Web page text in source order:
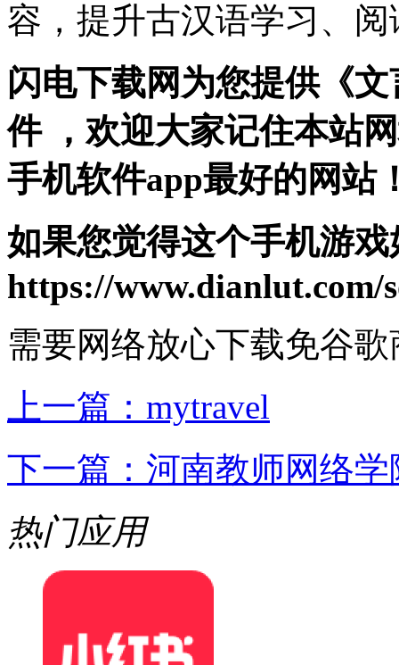
容，提升古汉语学习、
闪电下载网为您提供《
件 ，欢迎大家记住本站
手机软件app最好的网站
如果您觉得这个手机游
https://www.dianlut.com/
需要网络放心下载免谷歌
上一篇： mytravel
下一篇： 河南教师网络学
热门应用